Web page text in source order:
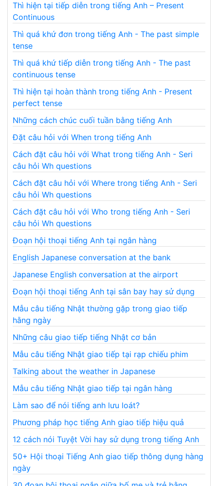
Thì hiện tại tiếp diễn trong tiếng Anh – Present
Continuous
Thì quá khứ đơn trong tiếng Anh - The past simple
tense
Thì quá khứ tiếp diễn trong tiếng Anh - The past
continuous tense
Thì hiện tại hoàn thành trong tiếng Anh - Present
perfect tense
Những cách chúc cuối tuần bằng tiếng Anh
Đặt câu hỏi với When trong tiếng Anh
Cách đặt câu hỏi với What trong tiếng Anh - Seri
câu hỏi Wh questions
Cách đặt câu hỏi với Where trong tiếng Anh - Seri
câu hỏi Wh questions
Cách đặt câu hỏi với Who trong tiếng Anh - Seri
câu hỏi Wh questions
Đoạn hội thoại tiếng Anh tại ngân hàng
English Japanese conversation at the bank
Japanese English conversation at the airport
Đoạn hội thoại tiếng Anh tại sân bay hay sử dụng
Mẫu câu tiếng Nhật thường gặp trong giao tiếp
hằng ngày
Những câu giao tiếp tiếng Nhật cơ bản
Mẫu câu tiếng Nhật giao tiếp tại rạp chiếu phim
Talking about the weather in Japanese
Mẫu câu tiếng Nhật giao tiếp tại ngân hàng
Làm sao để nói tiếng anh lưu loát?
Phương pháp học tiếng Anh giao tiếp hiệu quả
12 cách nói Tuyệt Vời hay sử dụng trong tiếng Anh
50+ Hội thoại Tiếng Anh giao tiếp thông dụng hàng
ngày